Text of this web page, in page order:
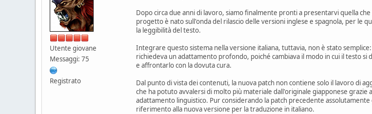
Utente giovane
Messaggi: 75
Registrato
Dopo circa due anni di lavoro, siamo finalmente pronti a presentarvi quella
progetto è nato sull'onda del rilascio delle versioni inglese e spagnola, per le
la leggibilità del testo.
Integrare questo sistema nella versione italiana, tuttavia, non è stato
richiedeva un adattamento profondo, poiché cambiava il modo in cui il testo
e affrontarlo con la dovuta cura.
Dal punto di vista dei contenuti, la nuova patch non contiene solo il lavoro di
che ha potuto avvalersi di molto più materiale dall'originale giapponese
adattamento linguistico. Pur considerando la patch precedente
riferimento alla nuova versione per la traduzione in italiano.